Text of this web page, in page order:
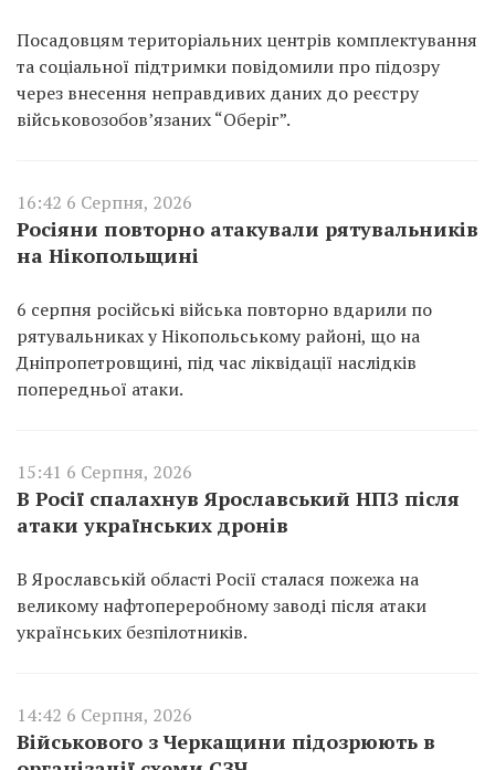
Посадовцям територіальних центрів комплектування
та соціальної підтримки повідомили про підозру
через внесення неправдивих даних до реєстру
військовозобов’язаних “Оберіг”.
16:42 6 Серпня, 2026
Росіяни повторно атакували рятувальників
на Нікопольщині
6 серпня російські війська повторно вдарили по
рятувальниках у Нікопольському районі, що на
Дніпропетровщині, під час ліквідації наслідків
попередньої атаки.
15:41 6 Серпня, 2026
В Росії спалахнув Ярославський НПЗ після
атаки українських дронів
В Ярославській області Росії сталася пожежа на
великому нафтопереробному заводі після атаки
українських безпілотників.
14:42 6 Серпня, 2026
Військового з Черкащини підозрюють в